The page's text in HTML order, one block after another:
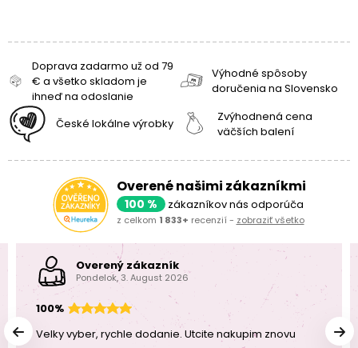
Doprava zadarmo už od 79
€ a všetko skladom je
ihneď na odoslanie
Výhodné spôsoby
doručenia na Slovensko
České lokálne výrobky
Zvýhodnená cena
väčších balení
Overené našimi zákazníkmi
100 % zákazníkov nás odporúča
z celkom 1 833+ recenzií - zobraziť všetko
Overený zákazník
Pondelok, 3. August 2026
100%
Velky vyber, rychle dodanie. Utcite nakupim znovu